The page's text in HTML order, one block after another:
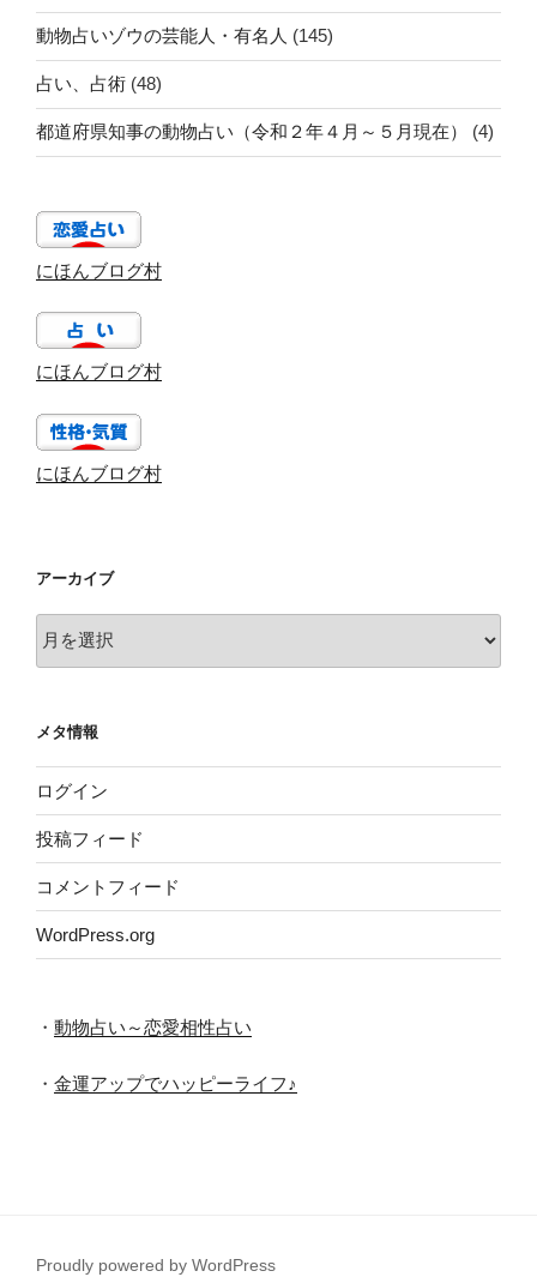
動物占いゾウの芸能人・有名人 (145)
占い、占術 (48)
都道府県知事の動物占い（令和２年４月～５月現在） (4)
にほんブログ村
にほんブログ村
にほんブログ村
アーカイブ
ー
ブ
メタ情報
ログイン
投稿フィード
コメントフィード
WordPress.org
・ 動物占い～恋愛相性占い
・ 金運アップでハッピーライフ♪
Proudly powered by WordPress